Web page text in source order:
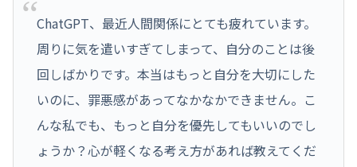
ChatGPT、最近人間関係にとても疲れています。
周りに気を遣いすぎてしまって、自分のことは後
回しばかりです。本当はもっと自分を大切にした
いのに、罪悪感があってなかなかできません。こ
んな私でも、もっと自分を優先してもいいのでし
ょうか？心が軽くなる考え方があれば教えてくだ